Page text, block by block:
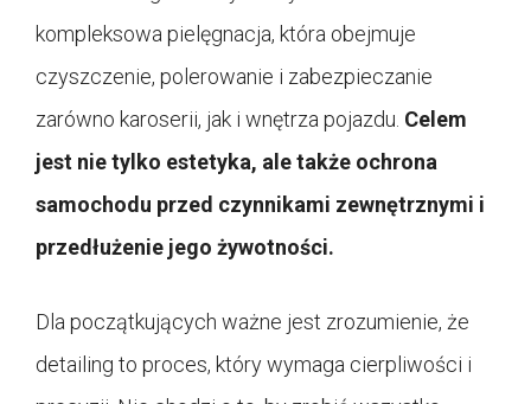
kompleksowa pielęgnacja, która obejmuje
czyszczenie, polerowanie i zabezpieczanie
zarówno karoserii, jak i wnętrza pojazdu. Celem
jest nie tylko estetyka, ale także ochrona
samochodu przed czynnikami zewnętrznymi i
przedłużenie jego żywotności.
Dla początkujących ważne jest zrozumienie, że
detailing to proces, który wymaga cierpliwości i